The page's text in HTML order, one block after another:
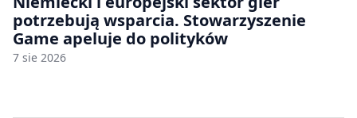
potrzebują wsparcia. Stowarzyszenie
Game apeluje do polityków
7 sie 2026